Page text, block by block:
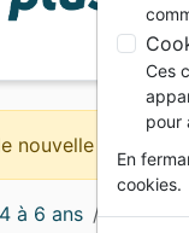
Nouveaux
Portions
Evangiles
eBook
Applications
Doctrine
Edification
Eglise
Enfants
6 - 9 ans
9 - 12 ans
Country,
Electro
Jeunesse
Gospel,
Dessins
Habits
Logiciels
nouvelle
4 à 6 ans Histoires
Ces
pour
En
cookies.